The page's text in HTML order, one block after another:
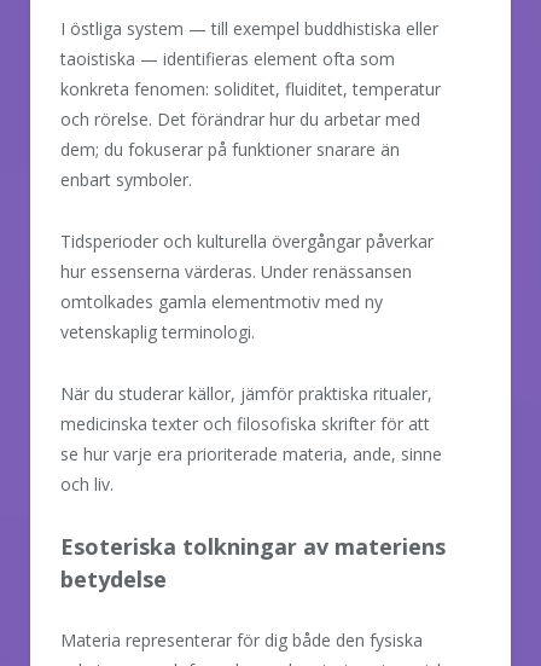
I östliga system — till exempel buddhistiska eller
taoistiska — identifieras element ofta som
konkreta fenomen: soliditet, fluiditet, temperatur
och rörelse. Det förändrar hur du arbetar med
dem; du fokuserar på funktioner snarare än
enbart symboler.
Tidsperioder och kulturella övergångar påverkar
hur essenserna värderas. Under renässansen
omtolkades gamla elementmotiv med ny
vetenskaplig terminologi.
När du studerar källor, jämför praktiska ritualer,
medicinska texter och filosofiska skrifter för att
se hur varje era prioriterade materia, ande, sinne
och liv.
Esoteriska tolkningar av materiens
betydelse
Materia representerar för dig både den fysiska